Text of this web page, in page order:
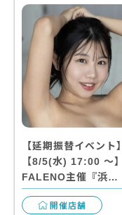
【延期振替イベント】
【8/5(水) 17:00 〜】
FALENO主催『浜…
開催店舗